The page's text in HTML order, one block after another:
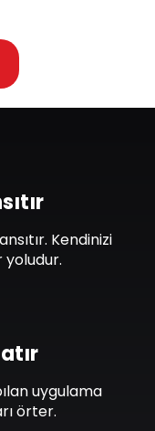
uygulama
örter.
Kendinizi
yoludur.